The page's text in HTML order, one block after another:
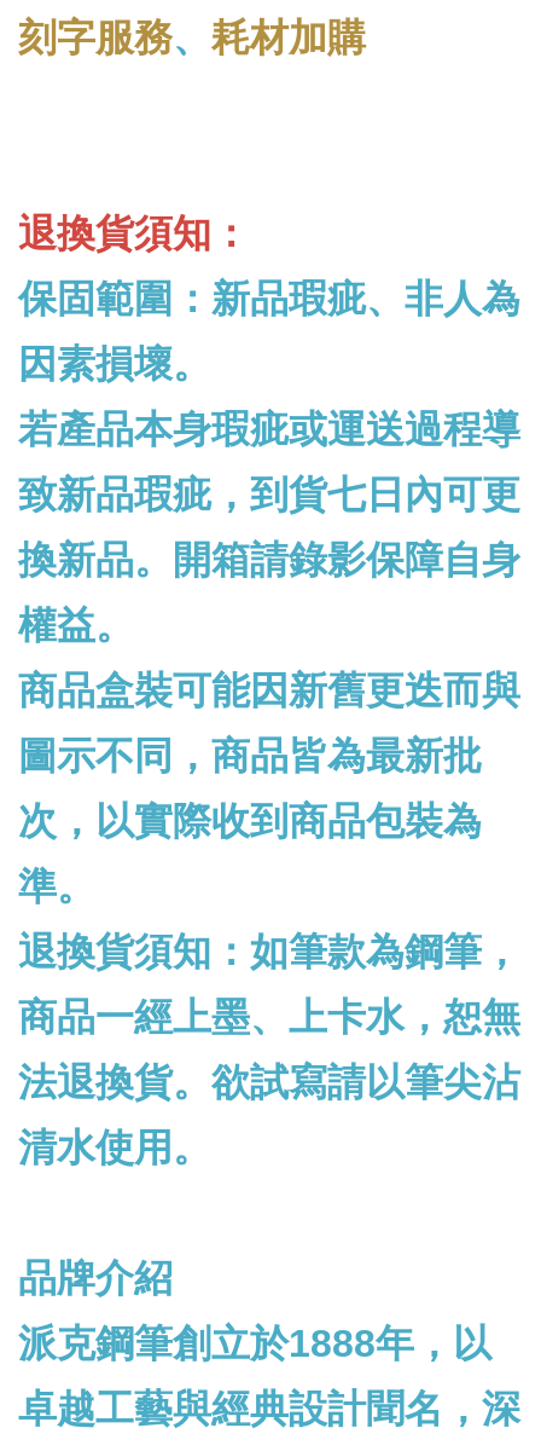
刻字服務、 耗材加購
退換貨須知：
保固範圍：新品瑕疵、非人為
因素損壞。
若產品本身瑕疵或運送過程導
致新品瑕疵，到貨七日內可更
換新品。開箱請錄影保障自身
權益。
商品盒裝可能因新舊更迭而與
圖示不同，商品皆為最新批
次，以實際收到商品包裝為
準。
退換貨須知：如筆款為鋼筆，
商品一經上墨、上卡水，恕無
法退換貨。欲試寫請以筆尖沾
清水使用。
品牌介紹
派克鋼筆創立於1888年，以
卓越工藝與經典設計聞名，深